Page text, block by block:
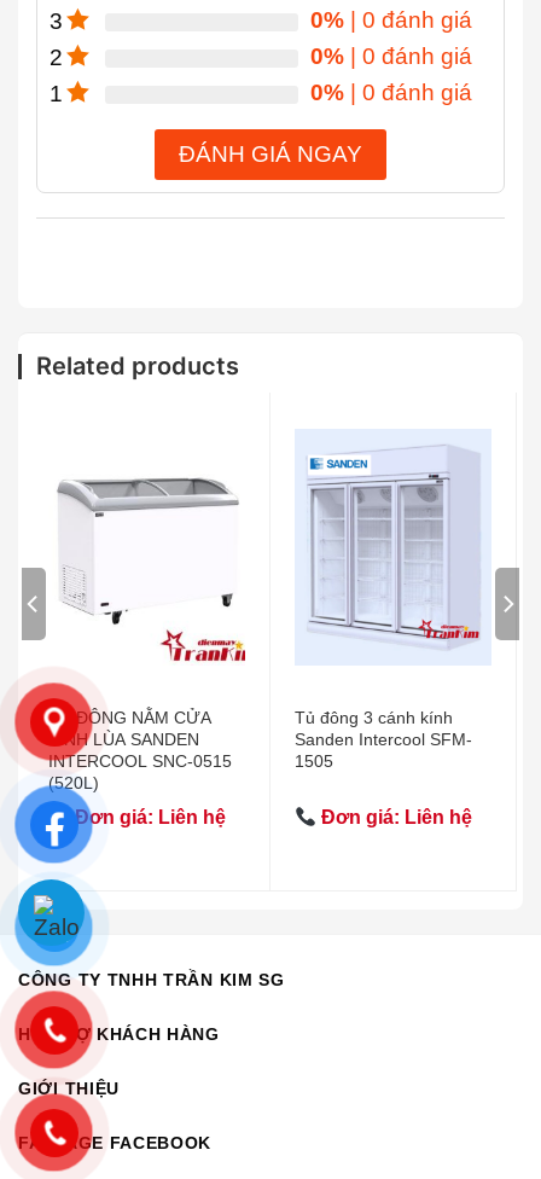
3
0% | 0 đánh giá
2
0% | 0 đánh giá
1
0% | 0 đánh giá
ĐÁNH GIÁ NGAY
Related products
TỦ ĐÔNG NẰM CỬA
KÍNH LÙA SANDEN
INTERCOOL SNC-0515
(520L)
Đơn giá: Liên hệ
Tủ đông 3 cánh kính
Sanden Intercool SFM-
1505
Đơn giá: Liên hệ
CÔNG TY TNHH TRẦN KIM SG
HỖ TRỢ KHÁCH HÀNG
GIỚI THIỆU
FANPAGE FACEBOOK